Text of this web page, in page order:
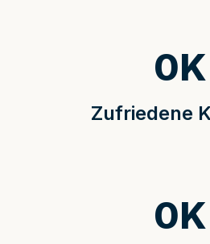
Zufriedene
0K
0K